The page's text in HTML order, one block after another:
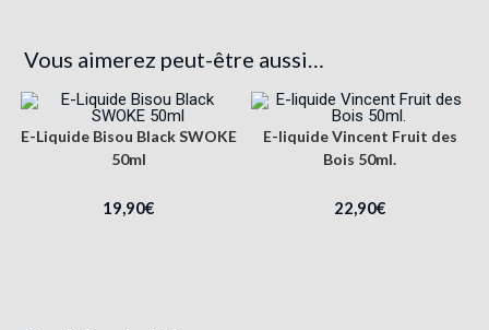
Vous aimerez peut-être aussi…
E-Liquide Bisou Black SWOKE
50ml
19,90€
E-liquide Vincent Fruit des
Bois 50ml.
22,90€